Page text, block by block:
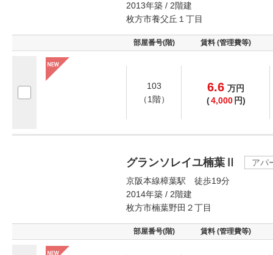
2013年築 / 2階建
枚方市養父丘１丁目
部屋番号(階) 賃料 (管理費等)
103
（1階）
6.6 万円
(4,000 円)
グランソレイユ楠葉Ⅱ
アパ
京阪本線樟葉駅 徒歩19分
2014年築 / 2階建
枚方市楠葉野田２丁目
部屋番号(階) 賃料 (管理費等)